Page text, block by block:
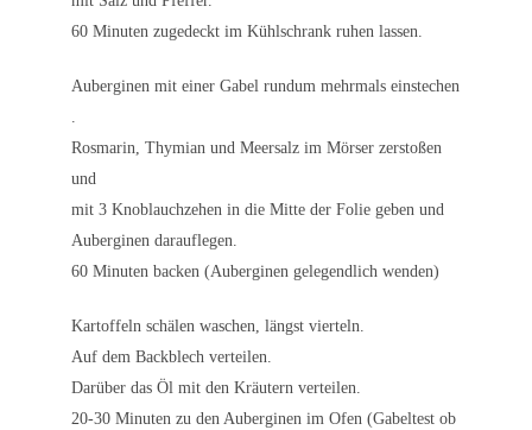
60 Minuten zugedeckt im Kühlschrank ruhen lassen.
Auberginen mit einer Gabel rundum mehrmals einstechen
.
Rosmarin, Thymian und Meersalz im Mörser zerstoßen
und
mit 3 Knoblauchzehen in die Mitte der Folie geben und
Auberginen darauflegen.
60 Minuten backen (Auberginen gelegendlich wenden)
Kartoffeln schälen waschen, längst vierteln.
Auf dem Backblech verteilen.
Darüber das Öl mit den Kräutern verteilen.
20-30 Minuten zu den Auberginen im Ofen (Gabeltest ob